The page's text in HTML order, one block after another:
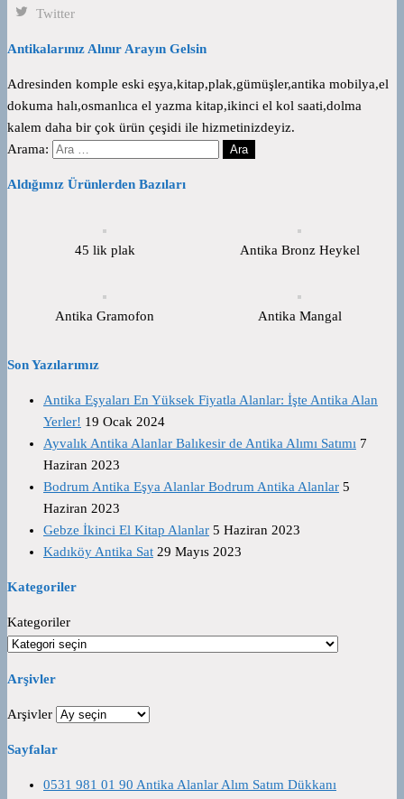
Twitter
Antikalarınız Alınır Arayın Gelsin
Adresinden komple eski eşya,kitap,plak,gümüşler,antika mobilya,el
dokuma halı,osmanlıca el yazma kitap,ikinci el kol saati,dolma
kalem daha bir çok ürün çeşidi ile hizmetinizdeyiz.
Arama:
Aldığımız Ürünlerden Bazıları
45 lik plak Antika Bronz Heykel
Antika Gramofon Antika Mangal
Son Yazılarımız
Antika Eşyaları En Yüksek Fiyatla Alanlar: İşte Antika Alan
Yerler! 19 Ocak 2024
Ayvalık Antika Alanlar Balıkesir de Antika Alımı Satımı 7
Haziran 2023
Bodrum Antika Eşya Alanlar Bodrum Antika Alanlar 5
Haziran 2023
Gebze İkinci El Kitap Alanlar 5 Haziran 2023
Kadıköy Antika Sat 29 Mayıs 2023
Kategoriler
Kategoriler
Arşivler
Arşivler
Sayfalar
0531 981 01 90 Antika Alanlar Alım Satım Dükkanı